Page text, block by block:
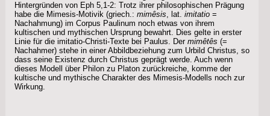
Hintergründen von Eph 5,1-2: Trotz ihrer philosophischen Prägung
habe die Mimesis-Motivik (griech.: mimêsis, lat. imitatio =
Nachahmung) im Corpus Paulinum noch etwas von ihrem
kultischen und mythischen Ursprung bewahrt. Dies gelte in erster
Linie für die imitatio-Christi-Texte bei Paulus. Der mimêtês (=
Nachahmer) stehe in einer Abbildbeziehung zum Urbild Christus, so
dass seine Existenz durch Christus geprägt werde. Auch wenn
dieses Modell über Philon zu Platon zurückreiche, komme der
kultische und mythische Charakter des Mimesis-Modells noch zur
Wirkung.